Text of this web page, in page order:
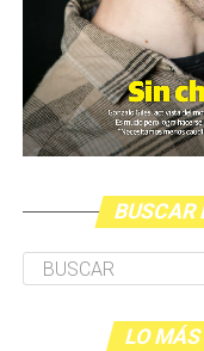
BUSCAR
LO